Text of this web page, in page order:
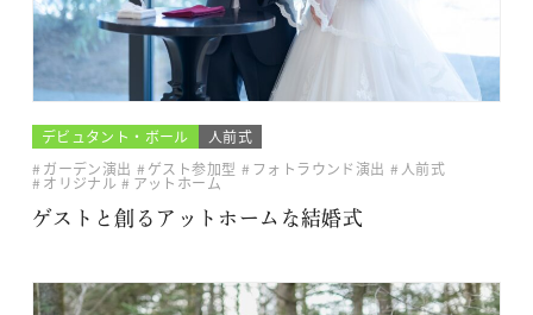
デビュタント・ボール
人前式
ガーデン演出
ゲスト参加型 フォトラウンド演出 人前式
オリジナル
アットホーム
ゲストと創るアットホームな結婚式